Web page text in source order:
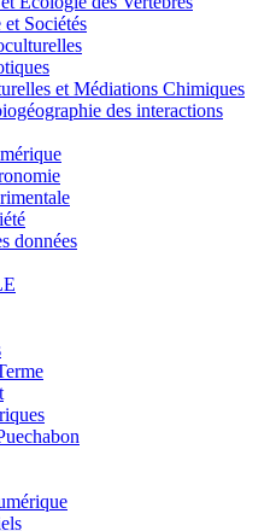
Sociétés
et Médiations Chimiques
des interactions
données